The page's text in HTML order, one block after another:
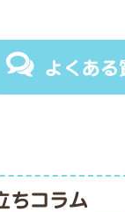
よくある
ちコラム